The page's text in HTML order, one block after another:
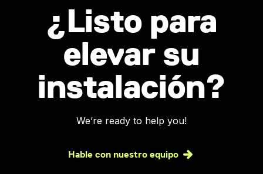
¿Listo para
elevar su
instalación?
We’re ready to help you!
Hable con nuestro equipo